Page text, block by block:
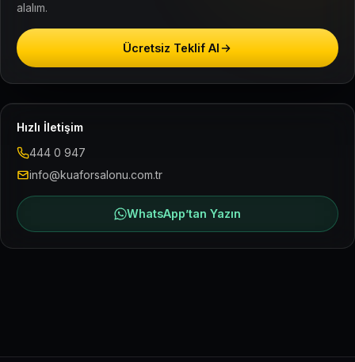
alalım.
Ücretsiz Teklif Al
Hızlı İletişim
444 0 947
info@kuaforsalonu.com.tr
WhatsApp’tan Yazın